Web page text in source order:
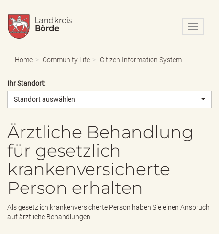
N
a
o
b
l
Home Community Life Citizen Information System
Ihr Standort:
Standort auswählen
Ärztliche Behandlung
für gesetzlich
krankenversicherte
Person erhalten
Als gesetzlich krankenversicherte Person haben Sie einen Anspruch
auf ärztliche Behandlungen.